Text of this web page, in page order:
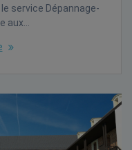
service Dépannage-
aux…